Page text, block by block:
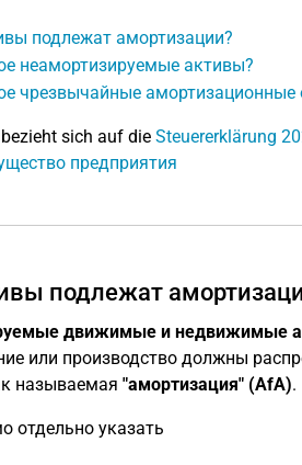
подлежат амортизации?
неамортизируемые активы?
чрезвычайные амортизационные
sich auf die Steuererklärung
предприятия
подлежат
движимые и недвижимые
или производство должны
называемая "амортизация" (AfA).
отдельно указать